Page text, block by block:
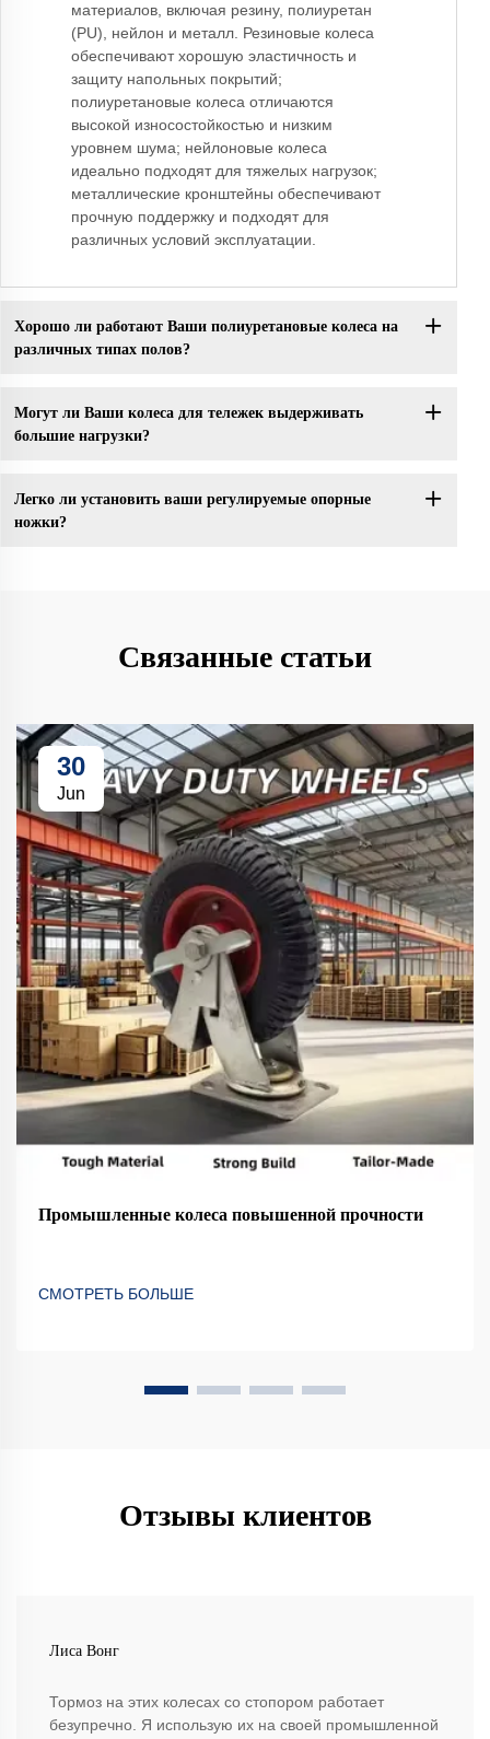
материалов, включая резину, полиуретан
(PU), нейлон и металл. Резиновые колеса
обеспечивают хорошую эластичность и
защиту напольных покрытий;
полиуретановые колеса отличаются
высокой износостойкостью и низким
уровнем шума; нейлоновые колеса
идеально подходят для тяжелых нагрузок;
металлические кронштейны обеспечивают
прочную поддержку и подходят для
различных условий эксплуатации.
Хорошо ли работают Ваши полиуретановые колеса на
различных типах полов?
Могут ли Ваши колеса для тележек выдерживать
большие нагрузки?
Легко ли установить ваши регулируемые опорные
ножки?
Связанные статьи
30
Jun
Промышленные колеса повышенной прочности
СМОТРЕТЬ БОЛЬШЕ
Отзывы клиентов
Лиса Вонг
Тормоз на этих колесах со стопором работает
безупречно. Я использую их на своей промышленной